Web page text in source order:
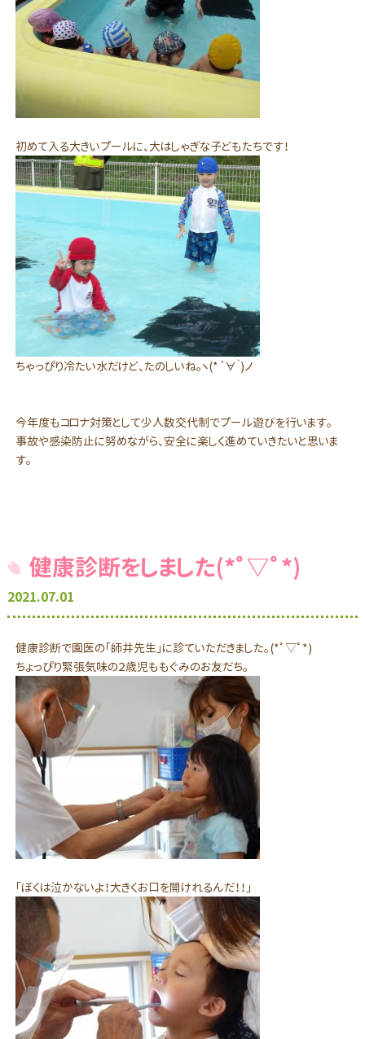
初めて入る大きいプールに、大はしゃぎな子どもたちです！
ちゃっぴり冷たい水だけど、たのしいね。ヽ(*´∀｀)ノ
今年度もコロナ対策として少人数交代制でプール遊びを行います。
事故や感染防止に努めながら、安全に楽しく進めていきたいと思いま
す。
健康診断をしました(*ﾟ▽ﾟ*)
2021.07.01
健康診断で園医の「師井先生」に診ていただきました。(*ﾟ▽ﾟ*)
ちょっぴり緊張気味の２歳児ももぐみのお友だち。
「ぼくは泣かないよ！大きくお口を開けれるんだ！！」